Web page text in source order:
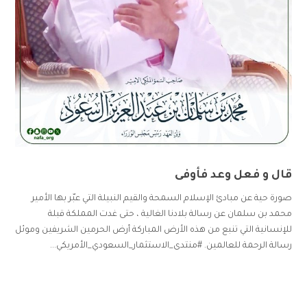
قال و فعل وعد فأوفى
صورة حية عن مبادئ الإسلام السمحة والقيم النبيلة التي عبّر بها الأمير
محمد بن سلمان عن رسالة بلادنا الغالية ، حتى غدت المملكة قبلة
للإنسانية التي تنبع من هذه الأرض المباركة أرض الحرمين الشريفين وموئل
رسالة الرحمة للعالمين. #منتدى_الاستثمار_السعودي_الأمريكي...